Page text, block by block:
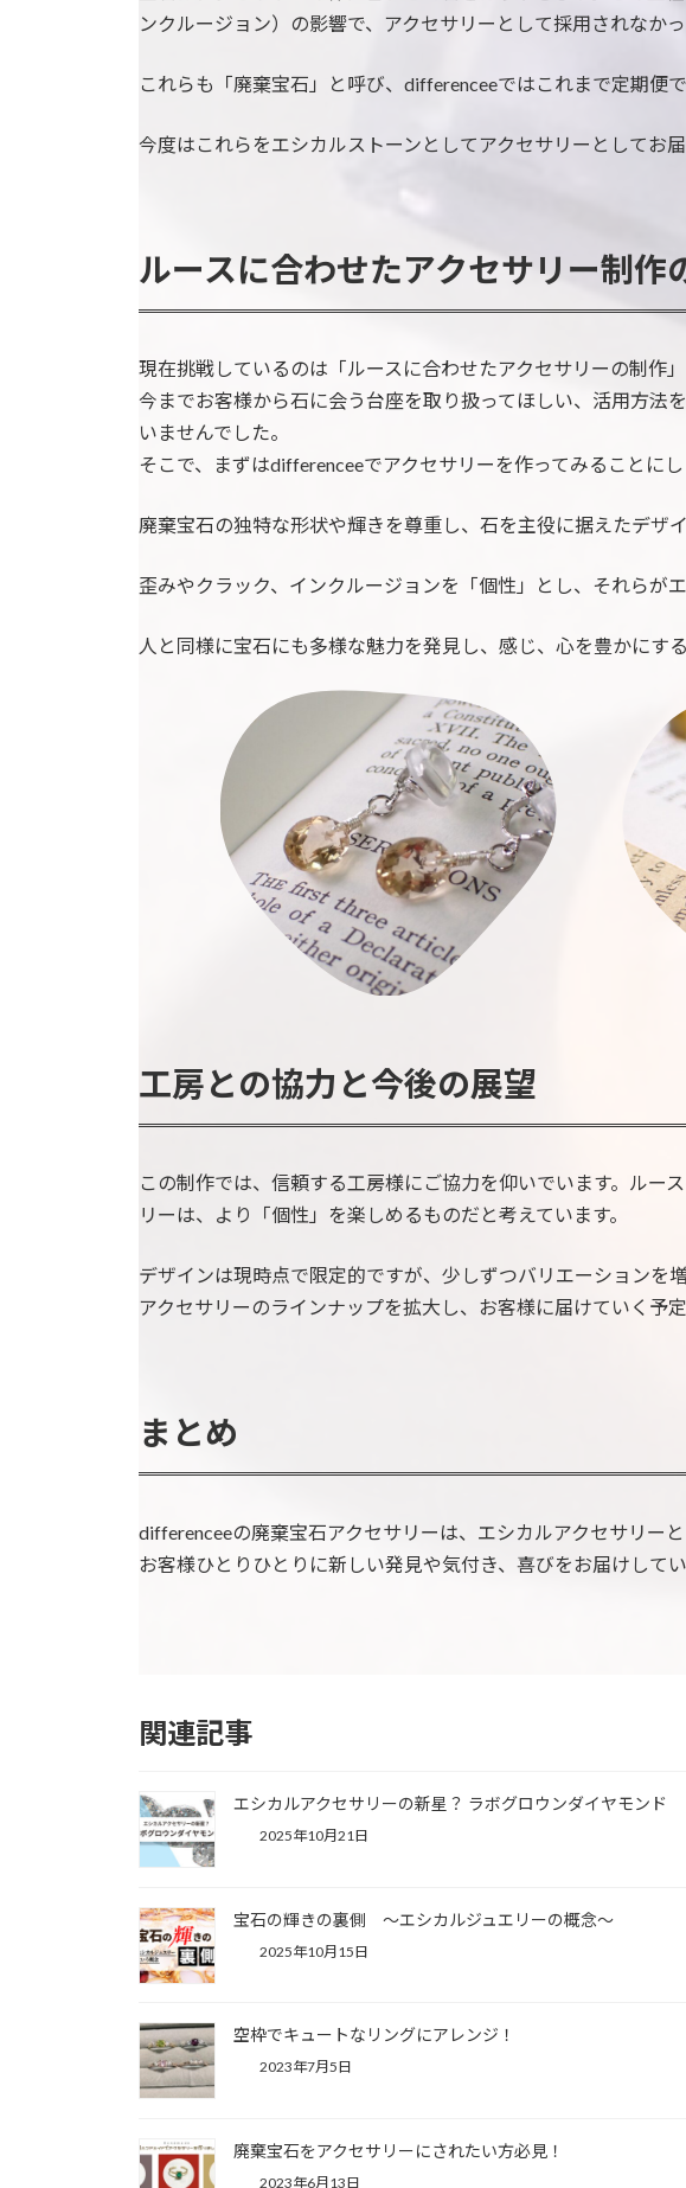
ンクルージョン）の影響で、アクセサリーとして採用されなかっ
これらも「廃棄宝石」と呼び、differenceeではこれまで定期便
今度はこれらをエシカルストーンとしてアクセサリーとしてお
ルースに合わせたアクセサリー制作
現在挑戦しているのは「ルースに合わせたアクセサリーの制作」
今までお客様から石に会う台座を取り扱ってほしい、活用方法
いませんでした。
そこで、まずはdifferenceeでアクセサリーを作ってみることにし
廃棄宝石の独特な形状や輝きを尊重し、石を主役に据えたデザイ
歪みやクラック、インクルージョンを「個性」とし、それらが
人と同様に宝石にも多様な魅力を発見し、感じ、心を豊かにす
工房との協力と今後の展望
この制作では、信頼する工房様にご協力を仰いでいます。ルー
リーは、より「個性」を楽しめるものだと考えています。
デザインは現時点で限定的ですが、少しずつバリエーションを
アクセサリーのラインナップを拡大し、お客様に届けていく予定
まとめ
differenceeの廃棄宝石アクセサリーは、エシカルアクセサリー
お客様ひとりひとりに新しい発見や気付き、喜びをお届けしてい
関連記事
エシカルアクセサリーの新星？ ラボグロウンダイヤモンド
2025年10月21日
宝石の輝きの裏側 〜エシカルジュエリーの概念〜
2025年10月15日
空枠でキュートなリングにアレンジ！
2023年7月5日
廃棄宝石をアクセサリーにされたい方必見！
2023年6月13日